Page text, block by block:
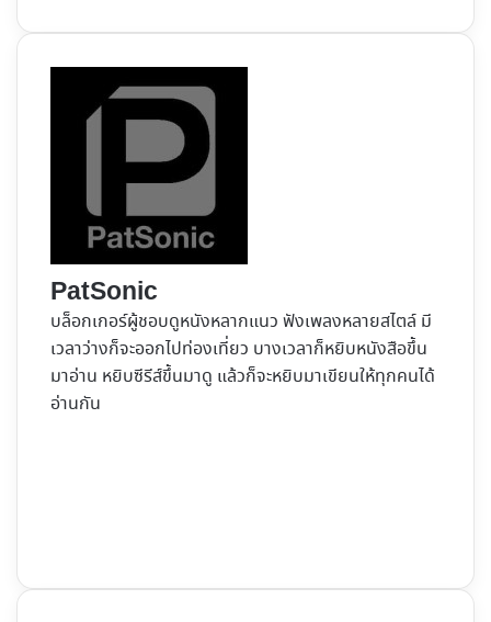
PatSonic
บล็อกเกอร์ผู้ชอบดูหนังหลากแนว ฟังเพลงหลายสไตล์ มี
เวลาว่างก็จะออกไปท่องเที่ยว บางเวลาก็หยิบหนังสือขึ้น
มาอ่าน หยิบซีรีส์ขึ้นมาดู แล้วก็จะหยิบมาเขียนให้ทุกคนได้
อ่านกัน